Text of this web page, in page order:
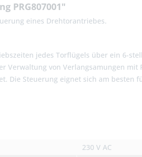
PRG807001"
eines Drehtorantriebes.
jedes Torflügels über ein 6-
Verwaltung von Verlangsamungen
Die Steuerung eignet sich am
230 V AC